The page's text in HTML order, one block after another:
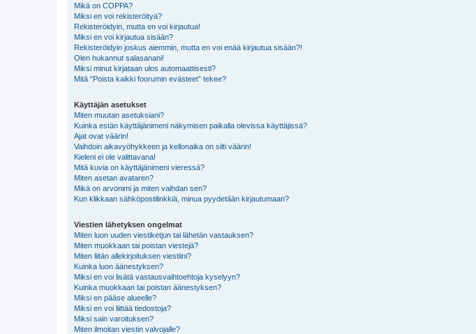
Mikä on COPPA?
Miksi en voi rekisteröityä?
Rekisteröidyin, mutta en voi kirjautua!
Miksi en voi kirjautua sisään?
Rekisteröidyin joskus aiemmin, mutta en voi enää kirjautua sisään?!
Olen hukannut salasanani!
Miksi minut kirjataan ulos automaattisesti?
Mitä “Poista kaikki foorumin evästeet” tekee?
Käyttäjän asetukset
Miten muutan asetuksiani?
Kuinka estän käyttäjänimeni näkymisen paikalla olevissa käyttäjissä?
Ajat ovat väärin!
Vaihdoin aikavyöhykkeen ja kellonaika on silti väärin!
Kieleni ei ole valittavana!
Mitä kuvia on käyttäjänimeni vieressä?
Miten asetan avataren?
Mikä on arvonimi ja miten vaihdan sen?
Kun klikkaan sähköpostilinkkiä, minua pyydetään kirjautumaan?
Viestien lähetyksen ongelmat
Miten luon uuden viestiketjun tai lähetän vastauksen?
Miten muokkaan tai poistan viestejä?
Miten liitän allekirjoituksen viestiini?
Kuinka luon äänestyksen?
Miksi en voi lisätä vastausvaihtoehtoja kyselyyn?
Kuinka muokkaan tai poistan äänestyksen?
Miksi en pääse alueelle?
Miksi en voi liittää tiedostoja?
Miksi sain varoituksen?
Miten ilmoitan viestin valvojalle?